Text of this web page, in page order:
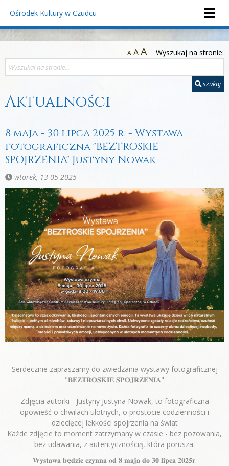
Ośrodek Kultury w Czudcu
A AA Wyszukaj na stronie:
szukaj
Aktualności
8 maja - 30 lipca 2025 r. - Wystawa
fotograficzna "BEZTROSKIE
SPOJRZENIA" Justyny Nowak
wtorek, 13-05-2025
Serdecznie zapraszamy do zwiedzania wystawy fotograficznej
"𝐁𝐄𝐙𝐓𝐑𝐎𝐒𝐊𝐈𝐄 𝐒𝐏𝐎𝐉𝐑𝐙𝐄𝐍𝐈𝐀"
Zdjęcia autorki - Justyny Justyna Nowak, to fotograficzna
opowieść o chwilach ulotnych, o prostocie codzienności i
dziecięcej lekkości spojrzenia na świat
Każde zdjęcie to moment zatrzymany w czasie - bez pozowania,
bez udawania, z autentycznością, która porusza.
𝐖𝐲𝐬𝐭𝐚𝐰𝐚 𝐛ę𝐝𝐳𝐢𝐞 𝐜𝐳𝐲𝐧𝐧𝐚 𝐨𝐝 𝟖 𝐦𝐚𝐣𝐚 𝐝𝐨 𝟑𝟎 𝐥𝐢𝐩𝐜𝐚 𝟐𝟎𝟐𝟓𝐫.